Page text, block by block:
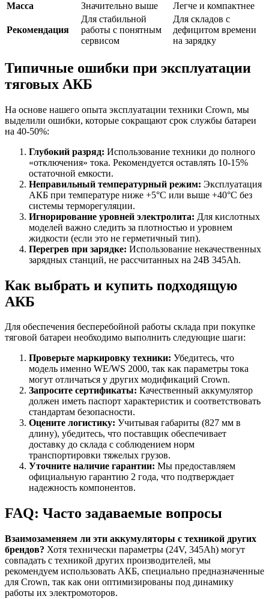
Масса Значительно выше Легче и компактнее
Рекомендация
Для стабильной
работы с понятным
сервисом
Для складов с
дефицитом времени
на зарядку
Типичные ошибки при эксплуатации
тяговых АКБ
На основе нашего опыта эксплуатации техники Crown, мы
выделили ошибки, которые сокращают срок службы батареи
на 40-50%:
Глубокий разряд: Использование техники до полного
«отключения» тока. Рекомендуется оставлять 10-15%
остаточной емкости.
Неправильный температурный режим: Эксплуатация
АКБ при температуре ниже +5°C или выше +40°C без
системы терморегуляции.
Игнорирование уровней электролита: Для кислотных
моделей важно следить за плотностью и уровнем
жидкости (если это не герметичный тип).
Перегрев при зарядке: Использование некачественных
зарядных станций, не рассчитанных на 24В 345Ah.
Как выбрать и купить подходящую
АКБ
Для обеспечения бесперебойной работы склада при покупке
тяговой батареи необходимо выполнить следующие шаги:
Проверьте маркировку техники: Убедитесь, что
модель именно WE/WS 2000, так как параметры тока
могут отличаться у других модификаций Crown.
Запросите сертификаты: Качественный аккумулятор
должен иметь паспорт характеристик и соответствовать
стандартам безопасности.
Оцените логистику: Учитывая габариты (827 мм в
длину), убедитесь, что поставщик обеспечивает
доставку до склада с соблюдением норм
транспортировки тяжелых грузов.
Уточните наличие гарантии: Мы предоставляем
официальную гарантию 2 года, что подтверждает
надежность компонентов.
FAQ: Часто задаваемые вопросы
Взаимозаменяем ли эти аккумуляторы с техникой других
брендов? Хотя технически параметры (24V, 345Ah) могут
совпадать с техникой других производителей, мы
рекомендуем использовать АКБ, специально предназначенные
для Crown, так как они оптимизированы под динамику
работы их электромоторов.